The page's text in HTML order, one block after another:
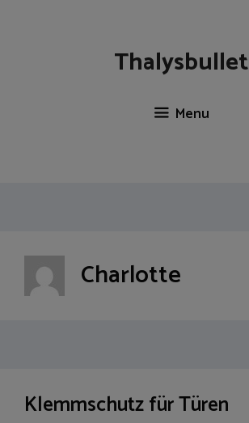
Thalysbullet
Menu
Charlotte
Klemmschutz für Türen